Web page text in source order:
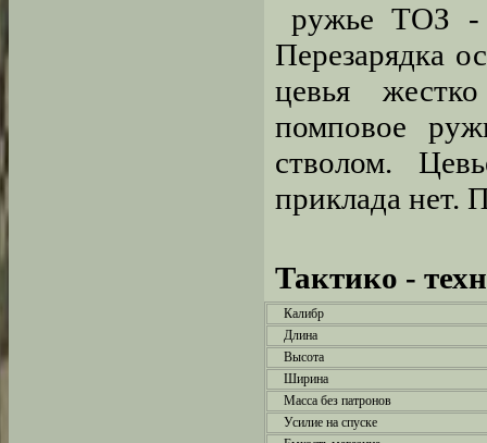
ружье ТОЗ -
Перезарядка
цевья
помповое
стволом.
приклада нет.
Тактико -
Калибр
Длина
Высота
Ширина
Масса без патронов
Усилие на спуске